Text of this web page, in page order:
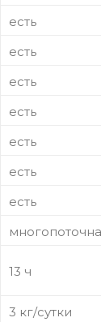
есть
есть
есть
есть
есть
есть
есть
13 ч
3 кг/сутки